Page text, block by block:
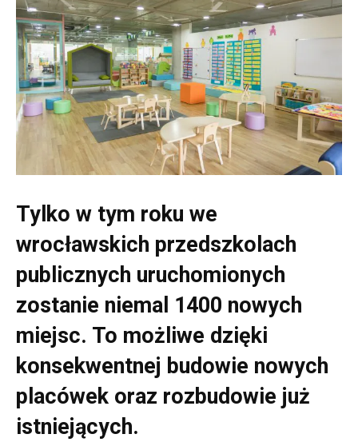
Tylko w tym roku we
wrocławskich przedszkolach
publicznych uruchomionych
zostanie niemal 1400 nowych
miejsc. To możliwe dzięki
konsekwentnej budowie nowych
placówek oraz rozbudowie już
istniejących.